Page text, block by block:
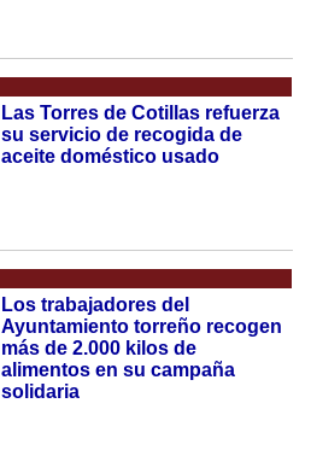
Las Torres de Cotillas refuerza
su servicio de recogida de
aceite doméstico usado
Los trabajadores del
Ayuntamiento torreño recogen
más de 2.000 kilos de
alimentos en su campaña
solidaria